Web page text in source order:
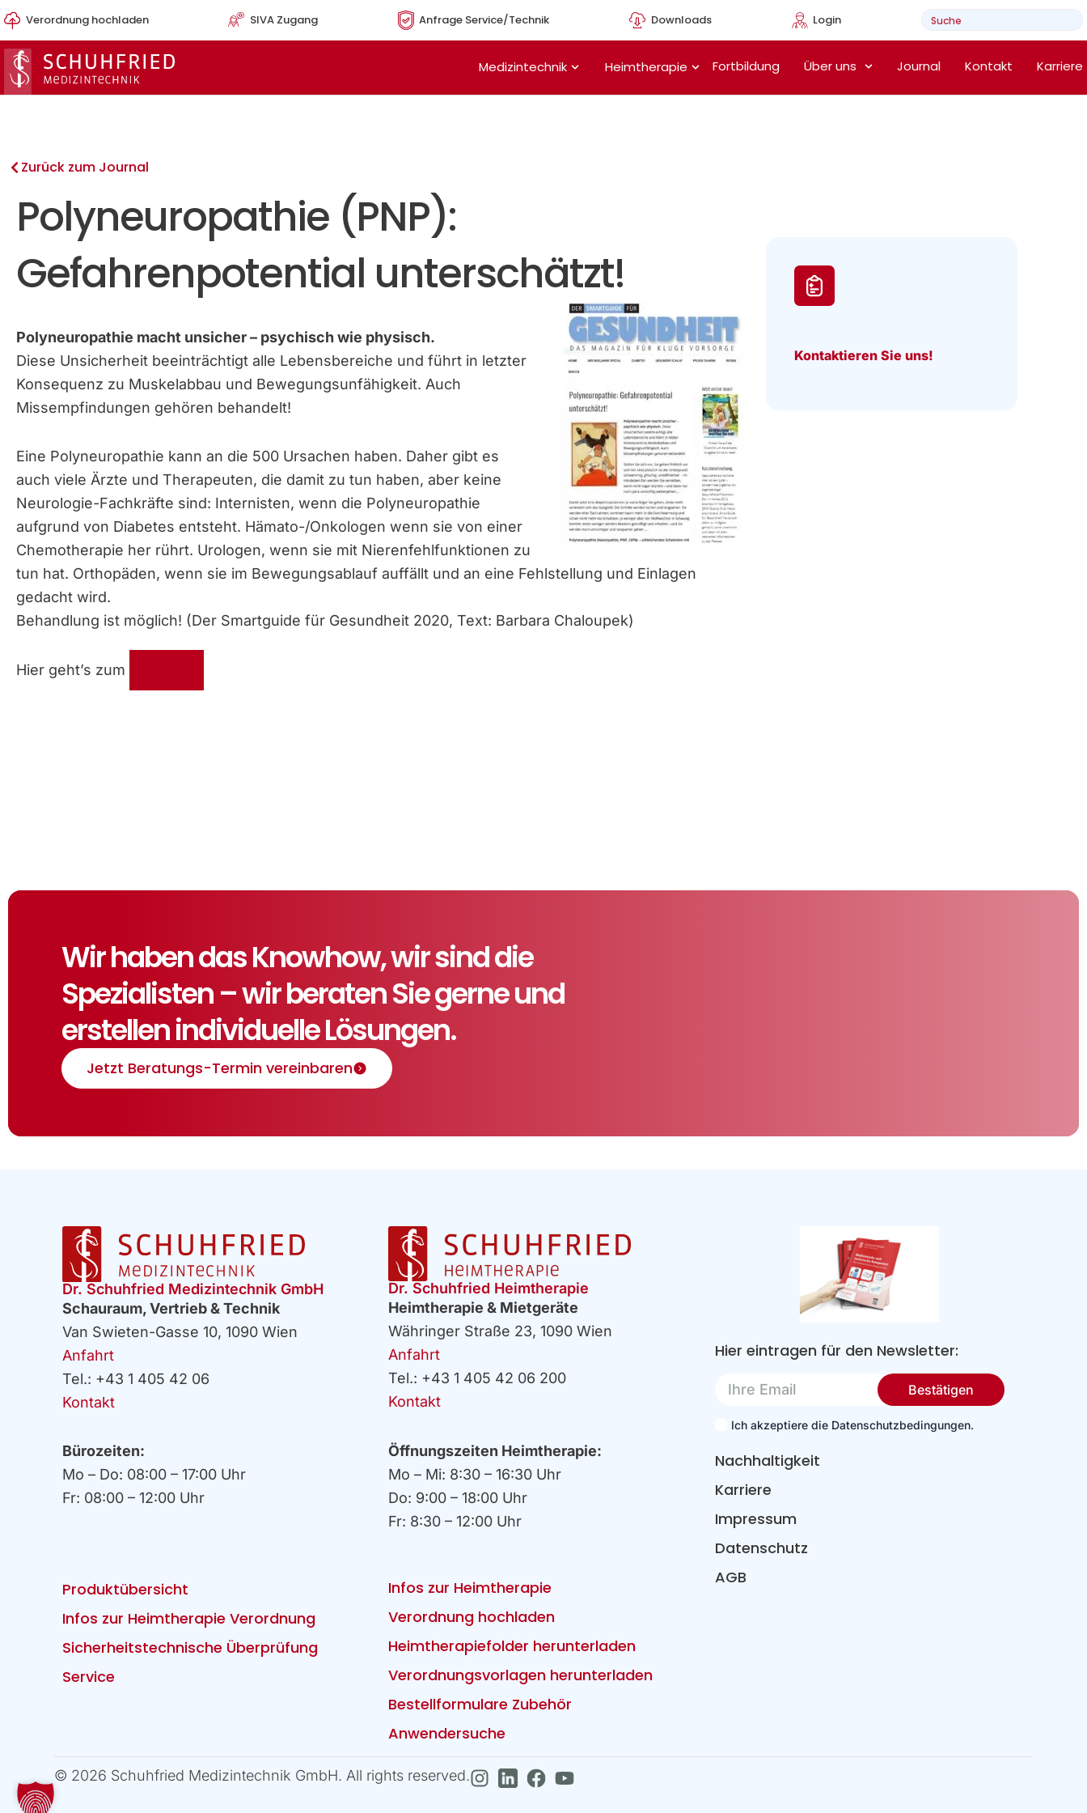
Zum
Inhalt
springen
Verordnung hochladen SIVA Zugang Anfrage Service/Technik Downloads Login
Medizintechnik Öffne Medizintechnik
Heimtherapie Öffne Heimtherapie
Fortbildung Über uns Journal Kontakt Karriere
Zurück zum Journal
Polyneuropathie (PNP):
Gefahrenpotential unterschätzt!
Polyneuropathie macht unsicher – psychisch wie physisch.
Diese Unsicherheit beeinträchtigt alle Lebensbereiche und führt in letzter
Konsequenz zu Muskelabbau und Bewegungsunfähigkeit. Auch
Missempfindungen gehören behandelt!
Eine Polyneuropathie kann an die 500 Ursachen haben. Daher gibt es
auch viele Ärzte und Therapeuten, die damit zu tun haben, aber keine
Neurologie-Fachkräfte sind: Internisten, wenn die Polyneuropathie
aufgrund von Diabetes entsteht. Hämato-/Onkologen wenn sie von einer
Chemotherapie her rührt. Urologen, wenn sie mit Nierenfehlfunktionen zu
tun hat. Orthopäden, wenn sie im Bewegungsablauf auffällt und an eine Fehlstellung und Einlagen
gedacht wird.
Behandlung ist möglich! (Der Smartguide für Gesundheit 2020, Text: Barbara Chaloupek)
Hier geht’s zum
Kontaktieren Sie uns!
Wir haben das Knowhow, wir sind die
Spezialisten – wir beraten Sie gerne und
erstellen individuelle Lösungen.
Jetzt Beratungs-Termin vereinbaren
Dr. Schuhfried Medizintechnik GmbH
Schauraum, Vertrieb & Technik
Van Swieten-Gasse 10, 1090 Wien
Anfahrt
Tel.: +43 1 405 42 06
Kontakt
Bürozeiten:
Mo – Do: 08:00 – 17:00 Uhr
Fr: 08:00 – 12:00 Uhr
Produktübersicht
Infos zur Heimtherapie Verordnung
Sicherheitstechnische Überprüfung
Service
Dr. Schuhfried Heimtherapie
Heimtherapie & Mietgeräte
Währinger Straße 23, 1090 Wien
Anfahrt
Tel.: +43 1 405 42 06 200
Kontakt
Öffnungszeiten Heimtherapie:
Mo – Mi: 8:30 – 16:30 Uhr
Do: 9:00 – 18:00 Uhr
Fr: 8:30 – 12:00 Uhr
Infos zur Heimtherapie
Verordnung hochladen
Heimtherapiefolder herunterladen
Verordnungsvorlagen herunterladen
Bestellformulare Zubehör
Anwendersuche
Hier eintragen für den Newsletter:
Email
Ich akzeptiere die Datenschutzbedingungen.
Bestätigen
Nachhaltigkeit
Karriere
Impressum
Datenschutz
AGB
© 2026 Schuhfried Medizintechnik GmbH. All rights reserved.